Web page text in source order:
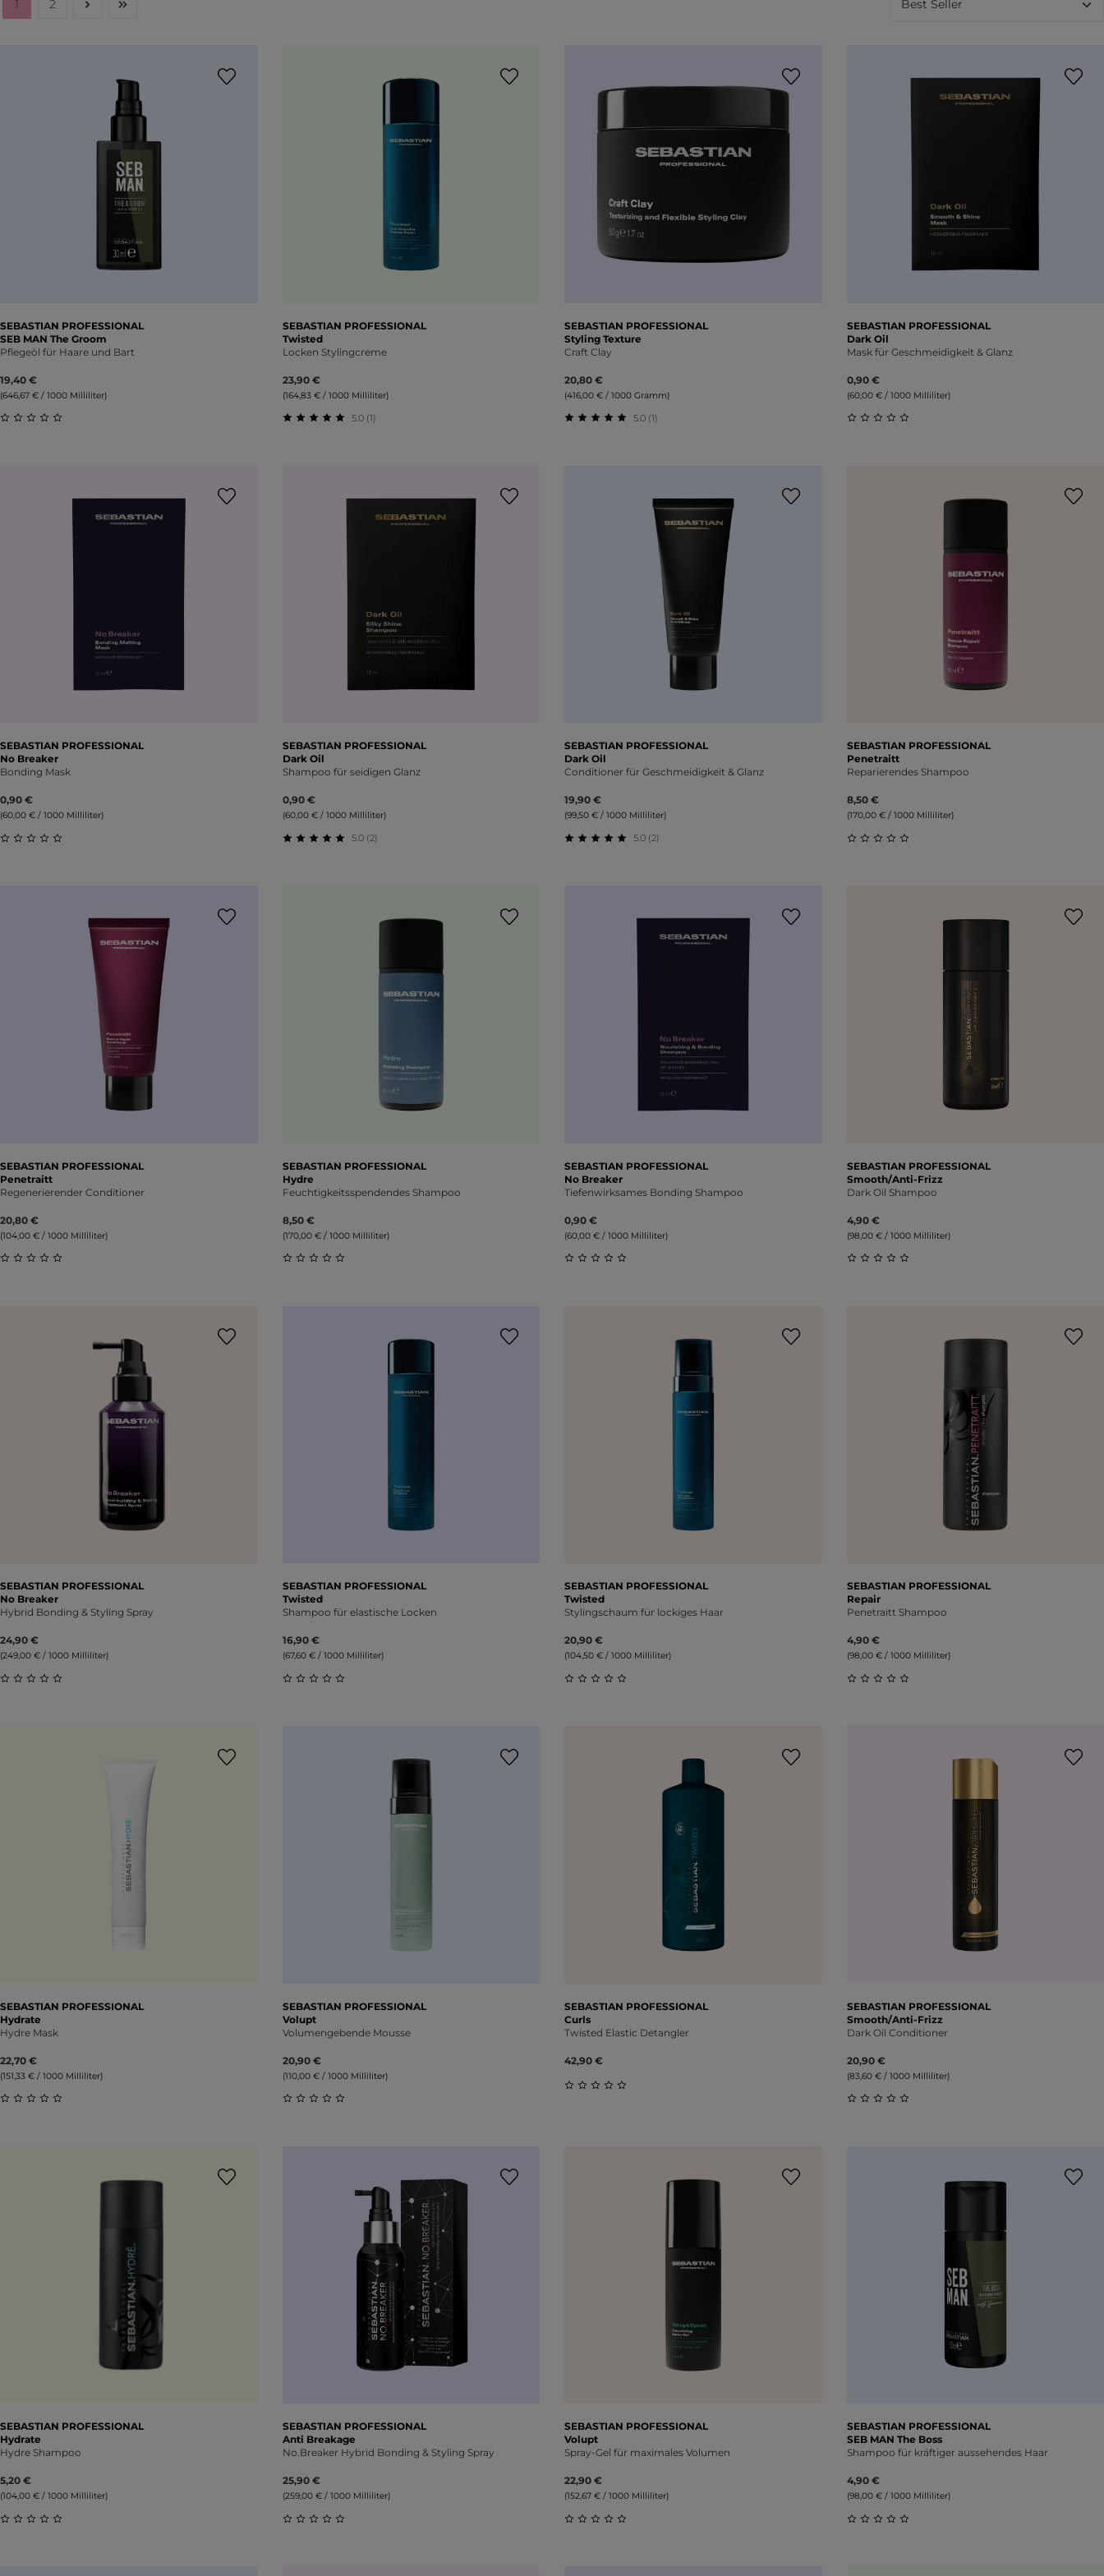
Seite
1 Seite
2
SEBASTIAN PROFESSIONAL
SEB MAN The Groom
Pflegeöl für Haare und Bart
19,40 €
(646,67 € / 1000 Milliliter)
SEBASTIAN PROFESSIONAL
Twisted
Locken Stylingcreme
23,90 €
(164,83 € / 1000 Milliliter)
5.0 (1)
SEBASTIAN PROFESSIONAL
Styling Texture
Craft Clay
20,80 €
(416,00 € / 1000 Gramm)
5.0 (1)
SEBASTIAN PROFESSIONAL
Dark Oil
Mask für Geschmeidigkeit & Glanz
0,90 €
(60,00 € / 1000 Milliliter)
SEBASTIAN PROFESSIONAL
No Breaker
Bonding Mask
0,90 €
(60,00 € / 1000 Milliliter)
SEBASTIAN PROFESSIONAL
Dark Oil
Shampoo für seidigen Glanz
0,90 €
(60,00 € / 1000 Milliliter)
5.0 (2)
SEBASTIAN PROFESSIONAL
Dark Oil
Conditioner für Geschmeidigkeit & Glanz
19,90 €
(99,50 € / 1000 Milliliter)
5.0 (2)
SEBASTIAN PROFESSIONAL
Penetraitt
Reparierendes Shampoo
8,50 €
(170,00 € / 1000 Milliliter)
SEBASTIAN PROFESSIONAL
Penetraitt
Regenerierender Conditioner
20,80 €
(104,00 € / 1000 Milliliter)
SEBASTIAN PROFESSIONAL
Hydre
Feuchtigkeitsspendendes Shampoo
8,50 €
(170,00 € / 1000 Milliliter)
SEBASTIAN PROFESSIONAL
No Breaker
Tiefenwirksames Bonding Shampoo
0,90 €
(60,00 € / 1000 Milliliter)
SEBASTIAN PROFESSIONAL
Smooth/Anti-Frizz
Dark Oil Shampoo
4,90 €
(98,00 € / 1000 Milliliter)
SEBASTIAN PROFESSIONAL
No Breaker
Hybrid Bonding & Styling Spray
24,90 €
(249,00 € / 1000 Milliliter)
SEBASTIAN PROFESSIONAL
Twisted
Shampoo für elastische Locken
16,90 €
(67,60 € / 1000 Milliliter)
SEBASTIAN PROFESSIONAL
Twisted
Stylingschaum für lockiges Haar
20,90 €
(104,50 € / 1000 Milliliter)
SEBASTIAN PROFESSIONAL
Repair
Penetraitt Shampoo
4,90 €
(98,00 € / 1000 Milliliter)
SEBASTIAN PROFESSIONAL
Hydrate
Hydre Mask
22,70 €
(151,33 € / 1000 Milliliter)
SEBASTIAN PROFESSIONAL
Volupt
Volumengebende Mousse
20,90 €
(110,00 € / 1000 Milliliter)
SEBASTIAN PROFESSIONAL
Curls
Twisted Elastic Detangler
42,90 €
SEBASTIAN PROFESSIONAL
Smooth/Anti-Frizz
Dark Oil Conditioner
20,90 €
(83,60 € / 1000 Milliliter)
SEBASTIAN PROFESSIONAL
Hydrate
Hydre Shampoo
5,20 €
(104,00 € / 1000 Milliliter)
SEBASTIAN PROFESSIONAL
Anti Breakage
No.Breaker Hybrid Bonding & Styling Spray
25,90 €
(259,00 € / 1000 Milliliter)
SEBASTIAN PROFESSIONAL
Volupt
Spray-Gel für maximales Volumen
22,90 €
(152,67 € / 1000 Milliliter)
SEBASTIAN PROFESSIONAL
SEB MAN The Boss
Shampoo für kräftiger aussehendes Haar
4,90 €
(98,00 € / 1000 Milliliter)